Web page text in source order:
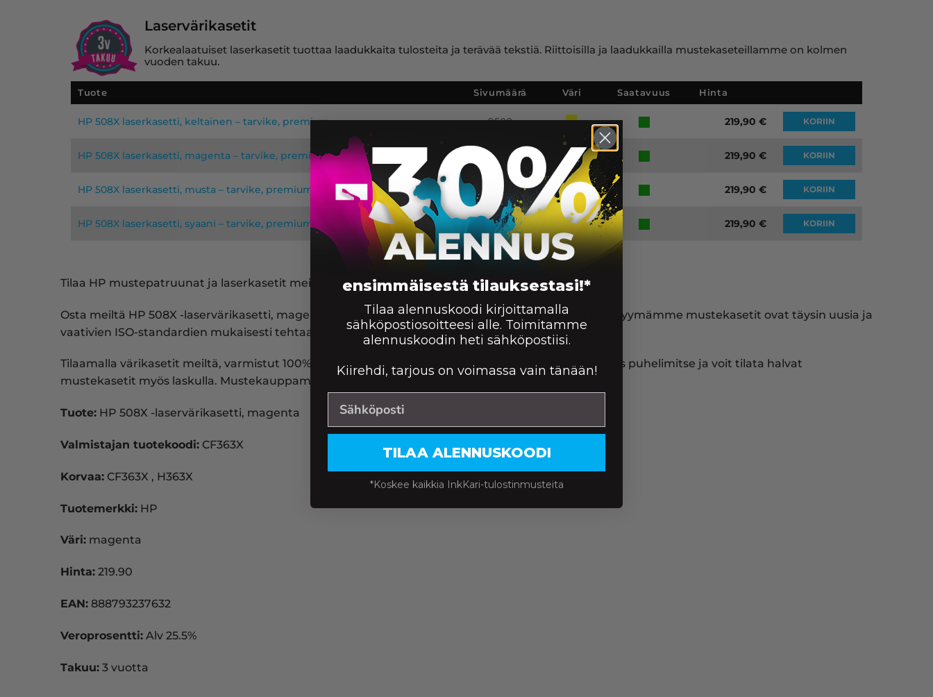
Laservärikasetit
Korkealaatuiset laserkasetit tuottaa laadukkaita tulosteita ja terävää tekstiä. Riittoisilla ja laadukkailla mustekaseteillamme on kolmen
vuoden takuu.
Tuote Sivumäärä Väri Saatavuus Hinta
HP 508X laserkasetti, keltainen – tarvike, premium 9500 219,90€ KORIIN
HP 508X laserkasetti, magenta – tarvike, premium 9500 219,90€ KORIIN
HP 508X laserkasetti, musta – tarvike, premium 12500 219,90€ KORIIN
HP 508X laserkasetti, syaani – tarvike, premium 9500 219,90€ KORIIN
Tilaa HP mustepatruunat ja laserkasetit meiltä edullisesti ja huippunopeasti!
Osta meiltä HP 508X -laservärikasetti, magenta kolmen vuoden takuulla hintaan 219.90 €. Kaikki myymämme mustekasetit ovat täysin uusia ja
vaativien ISO-standardien mukaisesti tehtaalla valmistettuja kasetteja.
Tilaamalla värikasetit meiltä, varmistut 100%:sti niiden toimivuudesta. InkKarista saat palvelua myös puhelimitse ja voit tilata halvat
mustekasetit myös laskulla. Mustekauppamme palvelee sinua myös Tampereella.
Tuote: HP 508X -laservärikasetti, magenta
Valmistajan tuotekoodi: CF363X
Korvaa: CF363X , H363X
Tuotemerkki: HP
Väri: magenta
Hinta: 219.90
EAN: 888793237632
Veroprosentti: Alv 25.5%
Takuu: 3 vuotta
ensimmäisestä tilauksestasi!*
Tilaa alennuskoodi kirjoittamalla
sähköpostiosoitteesi alle. Toimitamme
alennuskoodin heti sähköpostiisi.
Kiirehdi, tarjous on voimassa vain tänään!
TILAA ALENNUSKOODI
*Koskee kaikkia InkKari-tulostinmusteita